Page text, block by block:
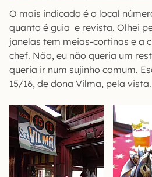
O mais indicado é o local
quanto é guia e revista. Olhei
janelas tem meias-cortinas e a
chef. Não, eu não queria um
queria ir num sujinho comum.
15/16, de dona Vilma, pela vista.